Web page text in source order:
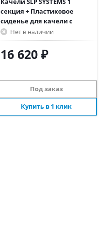
секция + Пластиковое
сиденье для качели с
фиксацией красно-желтое
Нет в наличии
16 620 ₽
Под заказ
Купить в 1 клик